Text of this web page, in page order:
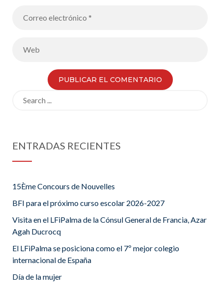
ENTRADAS RECIENTES
15Ème Concours de Nouvelles
BFI para el próximo curso escolar 2026-2027
Visita en el LFiPalma de la Cónsul General de Francia, Azar
Agah Ducrocq
El LFiPalma se posiciona como el 7º mejor colegio
internacional de España
Día de la mujer